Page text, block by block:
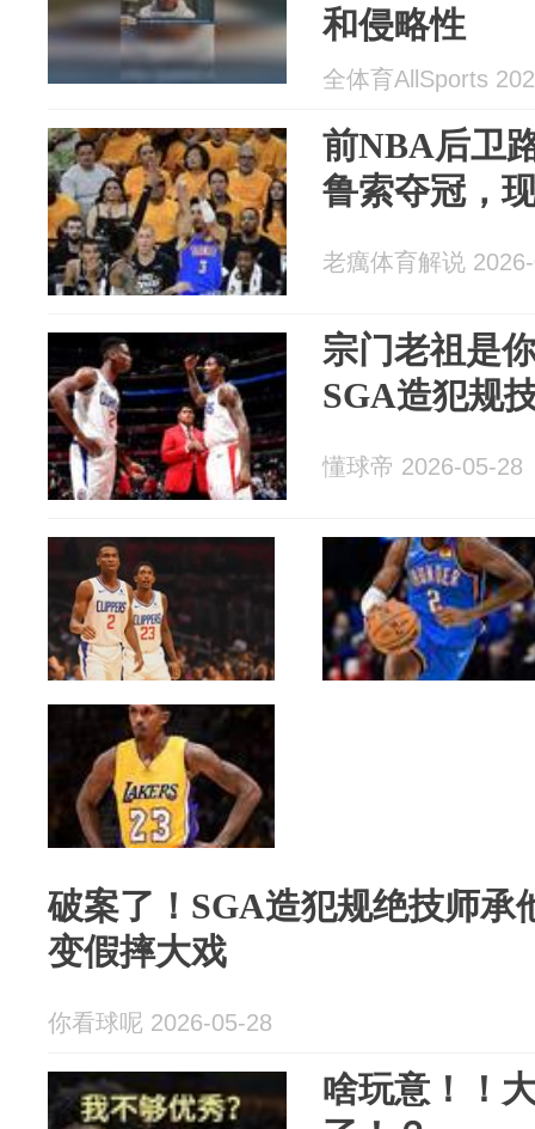
和侵略性
全体育AllSports
前NBA后卫
鲁索夺冠，
老癘体育解说
宗门老祖是
SGA造犯规
懂球帝 2026-05-28
破案了！SGA造犯规绝技师承
变假摔大戏
你看球呢 2026-05-28
啥玩意！！